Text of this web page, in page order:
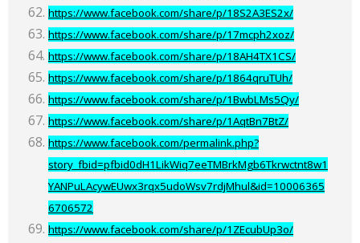
https://www.facebook.com/share/p/18S2A3ES2x/
https://www.facebook.com/share/p/17mcph2xoz/
https://www.facebook.com/share/p/18AH4TX1CS/
https://www.facebook.com/share/p/1864qruTUh/
https://www.facebook.com/share/p/1BwbLMs5Qy/
https://www.facebook.com/share/p/1AqtBn7BtZ/
https://www.facebook.com/permalink.php?
story_fbid=pfbid0dH1LikWiq7eeTMBrkMgb6Tkrwctnt8w1
YANPuLAcywEUwx3rqx5udoWsv7rdjMhul&id=10006365
6706572
https://www.facebook.com/share/p/1ZEcubUp3o/